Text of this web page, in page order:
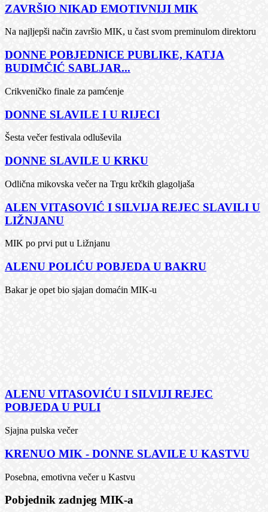
ZAVRŠIO NIKAD EMOTIVNIJI MIK
Na najljepši način završio MIK, u čast svom preminulom direktoru
DONNE POBJEDNICE PUBLIKE, KATJA
BUDIMČIĆ SABLJAR...
Crikveničko finale za pamćenje
DONNE SLAVILE I U RIJECI
Šesta večer festivala odluševila
DONNE SLAVILE U KRKU
Odlična mikovska večer na Trgu krčkih glagoljaša
ALEN VITASOVIĆ I SILVIJA REJEC SLAVILI U
LIŽNJANU
MIK po prvi put u Ližnjanu
ALENU POLIĆU POBJEDA U BAKRU
Bakar je opet bio sjajan domaćin MIK-u
ALENU VITASOVIĆU I SILVIJI REJEC
POBJEDA U PULI
Sjajna pulska večer
KRENUO MIK - DONNE SLAVILE U KASTVU
Posebna, emotivna večer u Kastvu
Pobjednik zadnjeg MIK-a